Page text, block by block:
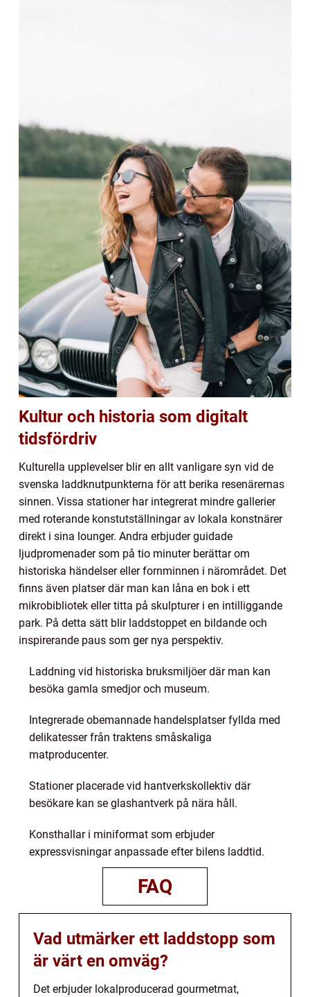
Kultur och historia som digitalt
tidsfördriv
Kulturella upplevelser blir en allt vanligare syn vid de
svenska laddknutpunkterna för att berika resenärernas
sinnen. Vissa stationer har integrerat mindre gallerier
med roterande konstutställningar av lokala konstnärer
direkt i sina lounger. Andra erbjuder guidade
ljudpromenader som på tio minuter berättar om
historiska händelser eller fornminnen i närområdet. Det
finns även platser där man kan låna en bok i ett
mikrobibliotek eller titta på skulpturer i en intilliggande
park. På detta sätt blir laddstoppet en bildande och
inspirerande paus som ger nya perspektiv.
Laddning vid historiska bruksmiljöer där man kan
besöka gamla smedjor och museum.
Integrerade obemannade handelsplatser fyllda med
delikatesser från traktens småskaliga
matproducenter.
Stationer placerade vid hantverkskollektiv där
besökare kan se glashantverk på nära håll.
Konsthallar i miniformat som erbjuder
expressvisningar anpassade efter bilens laddtid.
FAQ
Vad utmärker ett laddstopp som
är värt en omväg?
Det erbjuder lokalproducerad gourmetmat,